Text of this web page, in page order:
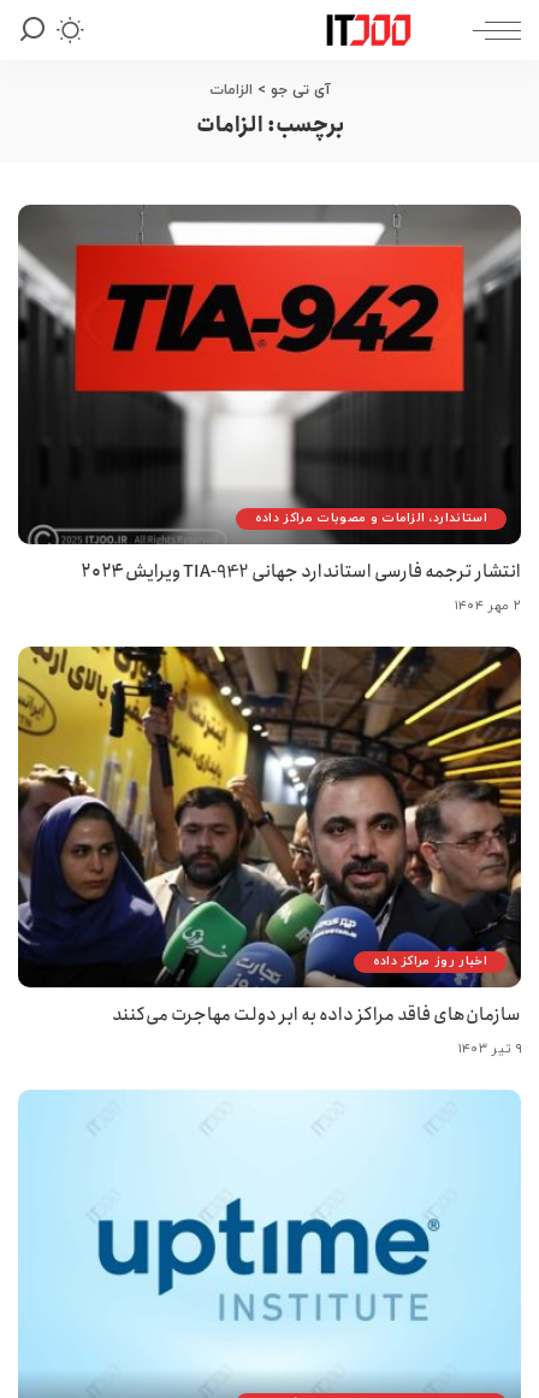
آی تی جو > الزامات
برچسب:الزامات
استاندارد، الزامات و مصوبات مراکز داده
انتشار ترجمه فارسی استاندارد جهانی TIA-942 ویرایش ۲۰۲۴
۲ مهر ۱۴۰۴
اخبار روز مراکز داده
سازمان‌های فاقد مراکز داده به ابر دولت مهاجرت می‌کنند
۹ تیر ۱۴۰۳